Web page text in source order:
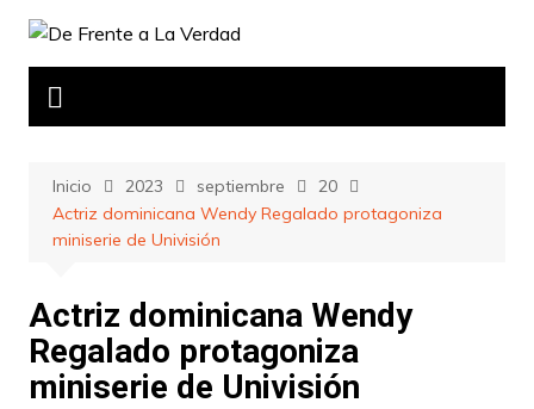
Saltar
contenido
Inicio 2023 septiembre
20
Actriz dominicana Wendy Regalado protagoniza
miniserie de Univisión
Actriz dominicana Wendy
Regalado protagoniza
miniserie de Univisión